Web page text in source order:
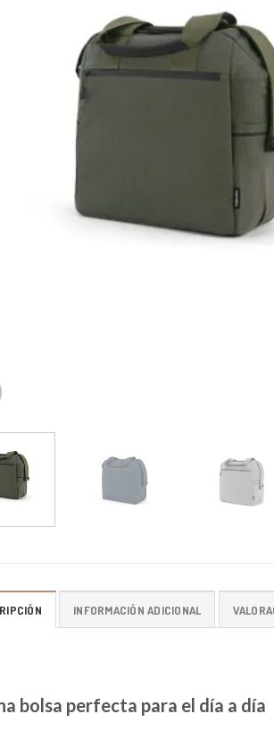
INFORMACIÓN ADICIONAL
bolsa perfecta para el día a día